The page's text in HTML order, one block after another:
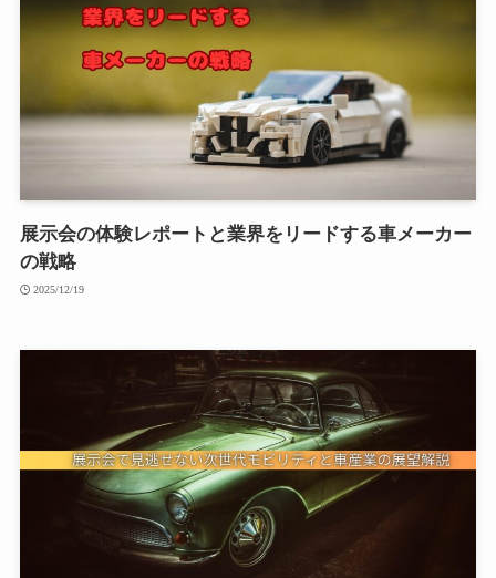
展示会の体験レポートと業界をリードする車メーカー
の戦略
2025/12/19